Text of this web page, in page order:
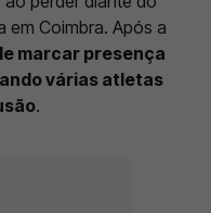
em Coimbra. Após a
marcar presença
várias atletas
.